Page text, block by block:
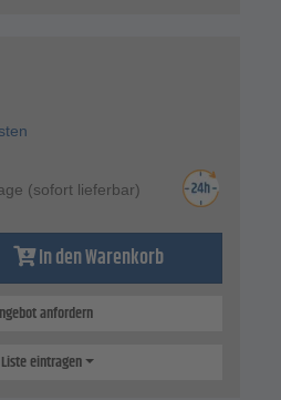
(sofort lieferbar)
In den Warenkorb
anfordern
eintragen